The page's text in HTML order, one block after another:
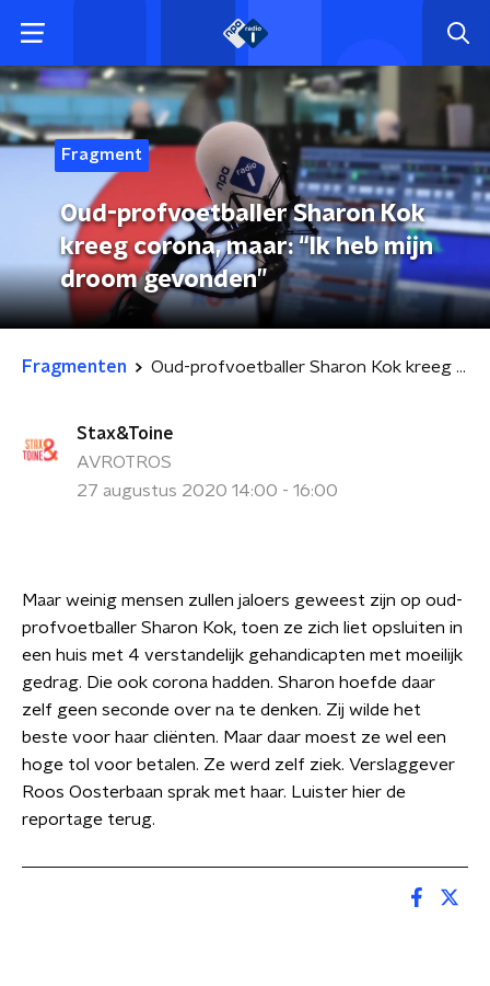
Fragment
Oud-profvoetballer Sharon Kok
kreeg corona, maar: “Ik heb mijn
droom gevonden”
Fragmenten Oud-profvoetballer Sharon Kok kreeg corona, maar: “Ik heb mijn droom gevonden”
Stax&Toine
AVROTROS
27 augustus 2020 14:00 - 16:00
Maar weinig mensen zullen jaloers geweest zijn op oud-
profvoetballer Sharon Kok, toen ze zich liet opsluiten in
een huis met 4 verstandelijk gehandicapten met moeilijk
gedrag. Die ook corona hadden. Sharon hoefde daar
zelf geen seconde over na te denken. Zij wilde het
beste voor haar cliënten. Maar daar moest ze wel een
hoge tol voor betalen. Ze werd zelf ziek. Verslaggever
Roos Oosterbaan sprak met haar. Luister hier de
reportage terug.